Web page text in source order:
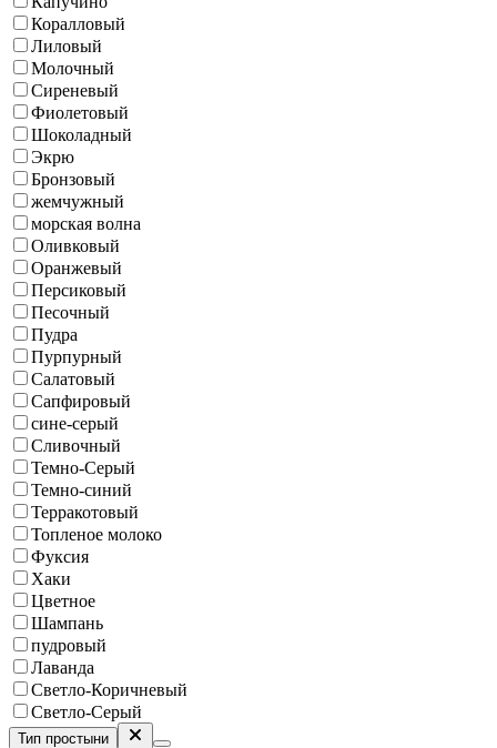
Коралловый
Лиловый
Молочный
Сиреневый
Фиолетовый
Шоколадный
Экрю
Бронзовый
жемчужный
морская волна
Оливковый
Оранжевый
Персиковый
Песочный
Пудра
Пурпурный
Салатовый
Сапфировый
сине-серый
Сливочный
Темно-Серый
Темно-синий
Терракотовый
Топленое молоко
Фуксия
Хаки
Цветное
Шампань
пудровый
Лаванда
Светло-Коричневый
Светло-Серый
Тип простыни